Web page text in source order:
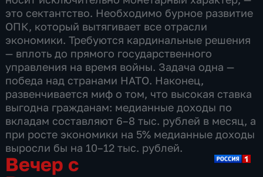
это сектантство. Необходимо бурное развитие
ОПК, который вытягивает все отрасли
экономики. Требуются кардинальные решения
— вплоть до прямого государственного
управления на время войны. Задача одна —
победа над странами НАТО. Наконец,
развенчивается миф о том, что высокая ставка
выгодна гражданам: медианные доходы по
вкладам составляют 6–8 тыс. рублей в месяц, а
при росте экономики на 5% медианные доходы
выросли бы на 10–12 тыс. рублей.
Вечер с